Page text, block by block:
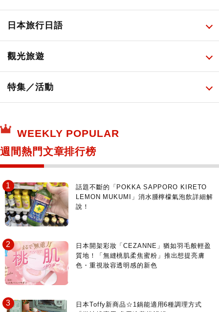
必吃的日式早餐
日本酒達人
廚房家電
伴手禮排行榜
免稅商店
所有
百圓商店
日常用藥
日本旅行日語
所有
觀光旅遊
所有
特集／活動
東京百貨店～TOKYO Depart～
WEEKLY POPULAR
週間熱門文章排行榜
話題不斷的「POKKA SAPPORO KIRETO
LEMON MUKUMI」消水腫檸檬氣泡飲詳細解
說！
日本開架彩妝「CEZANNE」猶如羽毛般輕盈
質地！「無縫桃肌柔焦蜜粉」推出想提亮膚
色・重視妝容透明感的新色
日本Toffy新商品☆1鍋能適用6種調理方式